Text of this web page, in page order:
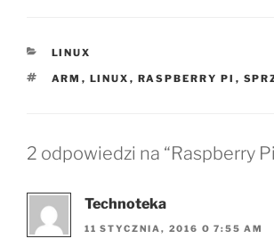
KATEGORIE
LINUX
TAGI
ARM , LINUX , RASPBERRY PI ,
2 odpowiedzi na “Raspberry
Technoteka
11 STYCZNIA, 2016 O 7:55 AM